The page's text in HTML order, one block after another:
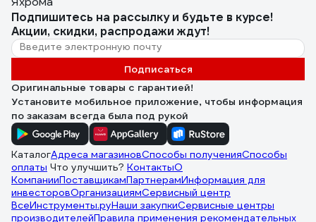
Подпишитесь на рассылкуи будьте в курсе!
Акции, скидки, распродажи ждут!
Подписаться
Оригинальные товары с гарантией!
Установите мобильное приложение, чтобы информация
по заказам всегда была под рукой
КаталогАдреса магазиновСпособы полученияСпособы
оплаты Что улучшить? КонтактыО
КомпанииПоставщикамПартнерамИнформация для
инвесторовОрганизациямСервисный центр
ВсеИнструменты.руНаши закупкиСервисные центры
производителейПравила применения рекомендательных